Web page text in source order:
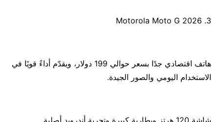
3. Motorola Moto G 2026
هاتف اقتصادي جدًا بسعر حوالي 199 دولار، ويقدّم أداءً قويًا في
الاستخدام اليومي والصور الجيدة.